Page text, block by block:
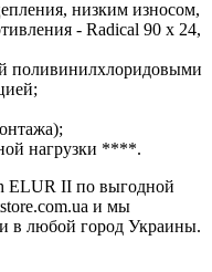
низким износом,
- Radical 90 x 24,
поливинилхлоридовыми
нагрузки ****.
ELUR II по выгодной
и мы
в любой город Украины.